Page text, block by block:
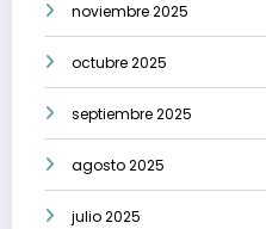
noviembre 2025
octubre 2025
septiembre 2025
agosto 2025
julio 2025